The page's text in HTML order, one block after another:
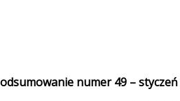
numer 49 –